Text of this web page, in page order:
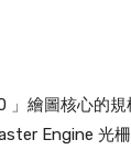
」繪圖核心的規
Engine 光